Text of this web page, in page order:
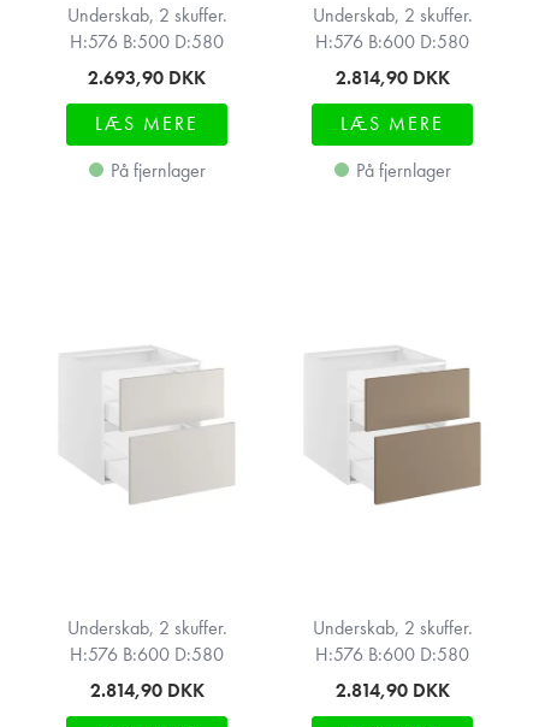
Underskab, 2 skuffer.
H:576 B:500 D:580
2.693,90 DKK
LÆS MERE
På fjernlager
Underskab, 2 skuffer.
H:576 B:600 D:580
2.814,90 DKK
LÆS MERE
På fjernlager
Underskab, 2 skuffer.
H:576 B:600 D:580
2.814,90 DKK
Underskab, 2 skuffer.
H:576 B:600 D:580
2.814,90 DKK